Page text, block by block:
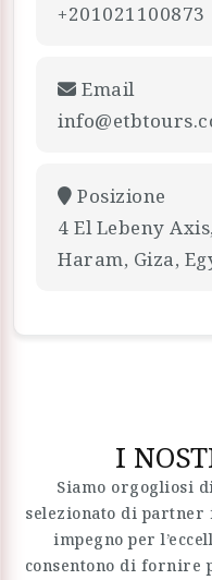
+201021100873
Email
Posizione
4 El Lebeny
Haram, Giza,
I
Siamo orgogliosi
selezionato di
impegno per
consentono di fornire